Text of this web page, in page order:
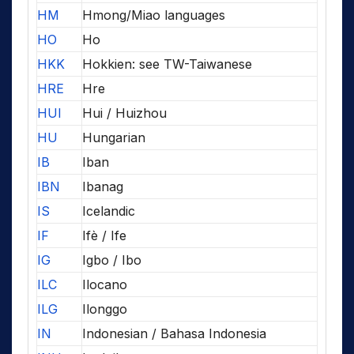
HM
Hmong/Miao languages
HO
Ho
HKK
Hokkien: see TW-Taiwanese
HRE
Hre
HUI
Hui / Huizhou
HU
Hungarian
IB
Iban
IBN
Ibanag
IS
Icelandic
IF
Ifè / Ife
IG
Igbo / Ibo
ILC
Ilocano
ILG
Ilonggo
IN
Indonesian / Bahasa Indonesia